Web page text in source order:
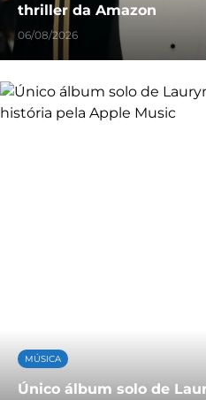
thriller da Amazon
06/08/2026
MÚSICA
Único álbum solo de